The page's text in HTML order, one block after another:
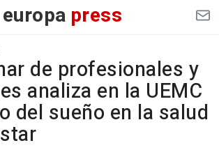
europa press
de profesionales y
analiza en la UEMC
del sueño en la salud